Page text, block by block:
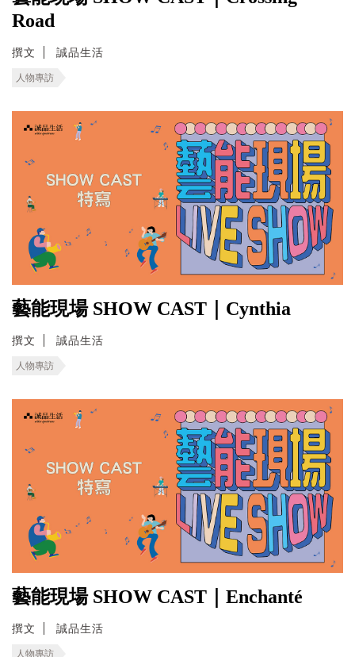
Road
撰文 誠品生活
人物專訪
藝能現場 SHOW CAST｜Cynthia
撰文 誠品生活
人物專訪
藝能現場 SHOW CAST｜Enchanté
撰文 誠品生活
人物專訪